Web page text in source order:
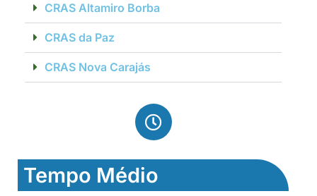
CRAS Altamiro Borba
CRAS da Paz
CRAS Nova Carajás
Tempo Médio